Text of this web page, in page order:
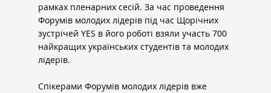
рамках пленарних сесій. За час проведення
Форумів молодих лідерів під час Щорічних
зустрічей YES в його роботі взяли участь 700
найкращих українських студентів та молодих
лідерів.
Спікерами Форумів молодих лідерів вже